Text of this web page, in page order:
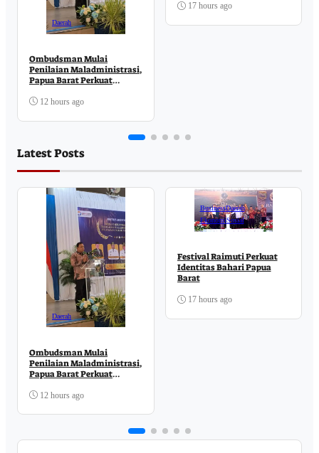
Daerah
Ombudsman Mulai
Penilaian Maladministrasi,
Papua Barat Perkuat
Publik
12 hours ago
17 hours ago
Latest Posts
Daerah
Ombudsman Mulai
Penilaian Maladministrasi,
Papua Barat Perkuat
Publik
12 hours ago
BusinessDaerah
EkonomiSosial
Festival Raimuti Perkuat
Identitas Bahari Papua
Barat
17 hours ago